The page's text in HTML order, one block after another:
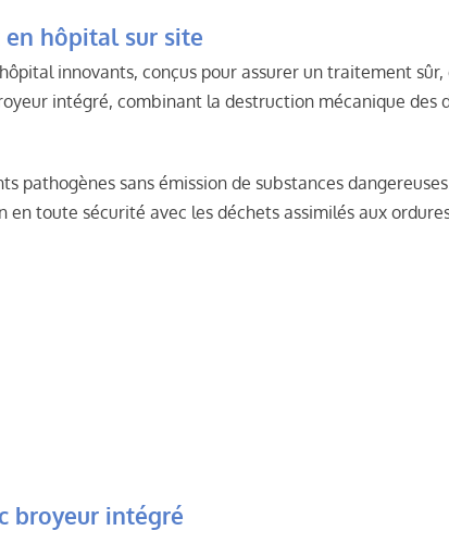
en hôpital sur site
innovants, conçus pour assurer un traitement
intégré, combinant la destruction mécanique des
sans émission de substances
toute sécurité avec les déchets assimilés aux
broyeur intégré